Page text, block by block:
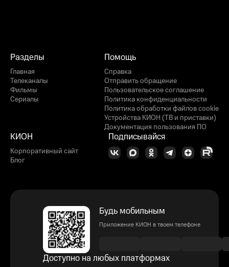
Разделы
Главная
Телеканалы
Фильмы
Сериалы
Помощь
Справка
Отправить обращение
Пользовательское соглашение
Политика конфиденциальности
Политика обработки файлов cookie
Устройства КИОН (ТВ и приставки)
Документация пользования ПО
КИОН
Корпоративный сайт
Блог
Подписывайся
Будь мобильным
Приложение КИОН в твоем телефоне
Доступно на любых платформах